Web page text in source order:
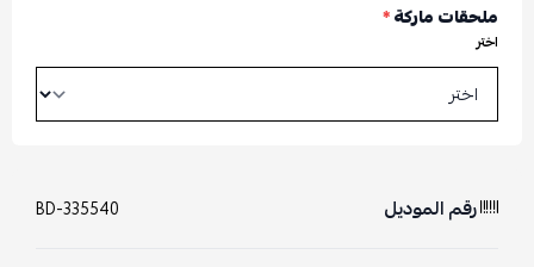
ملحقات ماركة*
اختر
رقم الموديل BD-335540